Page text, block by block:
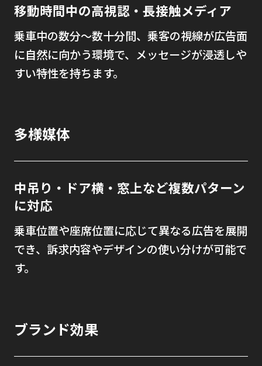
移動時間中の高視認・長接触メディア
乗車中の数分〜数十分間、乗客の視線が広告面
に自然に向かう環境で、メッセージが浸透しや
すい特性を持ちます。
多様媒体
中吊り・ドア横・窓上など複数パターン
に対応
乗車位置や座席位置に応じて異なる広告を展開
でき、訴求内容やデザインの使い分けが可能で
す。
ブランド効果